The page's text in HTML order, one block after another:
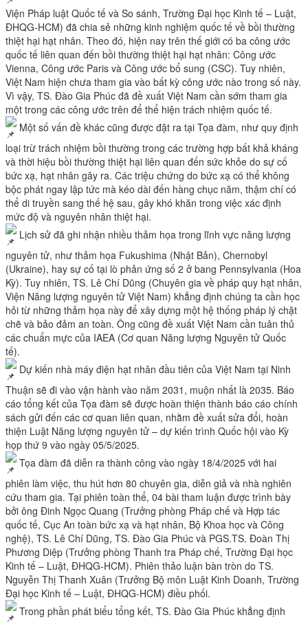
Viện Pháp luật Quốc tế và So sánh, Trường Đại học Kinh tế – Luật,
ĐHQG-HCM) đã chia sẻ những kinh nghiệm quốc tế về bồi thường
thiệt hại hạt nhân. Theo đó, hiện nay trên thế giới có ba công ước
quốc tế liên quan đến bồi thường thiệt hại hạt nhân: Công ước
Vienna, Công ước Paris và Công ước bổ sung (CSC). Tuy nhiên,
Việt Nam hiện chưa tham gia vào bất kỳ công ước nào trong số này.
Vì vậy, TS. Đào Gia Phúc đã đề xuất Việt Nam cần sớm tham gia
một trong các công ước trên để thể hiện trách nhiệm quốc tế.
Một số vấn đề khác cũng được đặt ra tại Tọa đàm, như quy định
loại trừ trách nhiệm bồi thường trong các trường hợp bất khả kháng
và thời hiệu bồi thường thiệt hại liên quan đến sức khỏe do sự cố
bức xạ, hạt nhân gây ra. Các triệu chứng do bức xạ có thể không
bộc phát ngay lập tức mà kéo dài đến hàng chục năm, thậm chí có
thể di truyền sang thế hệ sau, gây khó khăn trong việc xác định
mức độ và nguyên nhân thiệt hại.
Lịch sử đã ghi nhận nhiều thảm họa trong lĩnh vực năng lượng
nguyên tử, như thảm họa Fukushima (Nhật Bản), Chernobyl
(Ukraine), hay sự cố tại lò phản ứng số 2 ở bang Pennsylvania (Hoa
Kỳ). Tuy nhiên, TS. Lê Chí Dũng (Chuyên gia về pháp quy hạt nhân,
Viện Năng lượng nguyên tử Việt Nam) khẳng định chúng ta cần học
hỏi từ những thảm họa này để xây dựng một hệ thống pháp lý chặt
chẽ và bảo đảm an toàn. Ông cũng đề xuất Việt Nam cần tuân thủ
các chuẩn mực của IAEA (Cơ quan Năng lượng Nguyên tử Quốc
tế).
Dự kiến nhà máy điện hạt nhân đầu tiên của Việt Nam tại Ninh
Thuận sẽ đi vào vận hành vào năm 2031, muộn nhất là 2035. Báo
cáo tổng kết của Tọa đàm sẽ được hoàn thiện thành báo cáo chính
sách gửi đến các cơ quan liên quan, nhằm đề xuất sửa đổi, hoàn
thiện Luật Năng lượng nguyên tử – dự kiến trình Quốc hội vào Kỳ
họp thứ 9 vào ngày 05/5/2025.
Tọa đàm đã diễn ra thành công vào ngày 18/4/2025 với hai
phiên làm việc, thu hút hơn 80 chuyên gia, diễn giả và nhà nghiên
cứu tham gia. Tại phiên toàn thể, 04 bài tham luận được trình bày
bởi ông Đinh Ngọc Quang (Trưởng phòng Pháp chế và Hợp tác
quốc tế, Cục An toàn bức xạ và hạt nhân, Bộ Khoa học và Công
nghệ), TS. Lê Chí Dũng, TS. Đào Gia Phúc và PGS.TS. Đoàn Thị
Phương Diệp (Trưởng phòng Thanh tra Pháp chế, Trường Đại học
Kinh tế – Luật, ĐHQG-HCM). Phiên thảo luận bàn tròn do TS.
Nguyễn Thị Thanh Xuân (Trưởng Bộ môn Luật Kinh Doanh, Trường
Đại học Kinh tế – Luật, ĐHQG-HCM) điều phối.
Trong phần phát biểu tổng kết, TS. Đào Gia Phúc khẳng định